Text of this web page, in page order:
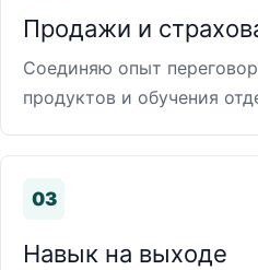
Продажи и
Соединяю опыт
продуктов и обучения
03
Навык на выходе